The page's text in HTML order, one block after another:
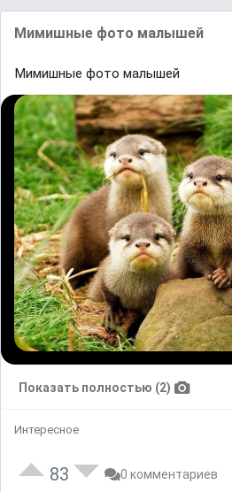
Мимишные фото малышей
Мимишные фото малышей
Показать полностью (2)
Интересное
83 0 комментариев